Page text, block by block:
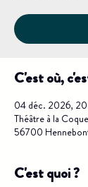
C'est où,
04 déc. 2026,
Théâtre à la
56700
C'est quoi ?